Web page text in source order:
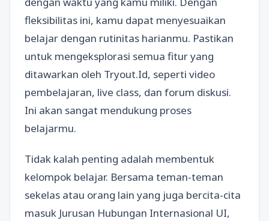
fleksibilitas ini, kamu dapat menyesuaikan
belajar dengan rutinitas harianmu. Pastikan
untuk mengeksplorasi semua fitur yang
ditawarkan oleh Tryout.Id, seperti video
pembelajaran, live class, dan forum diskusi.
Ini akan sangat mendukung proses
belajarmu.
Tidak kalah penting adalah membentuk
kelompok belajar. Bersama teman-teman
sekelas atau orang lain yang juga bercita-cita
masuk Jurusan Hubungan Internasional UI,